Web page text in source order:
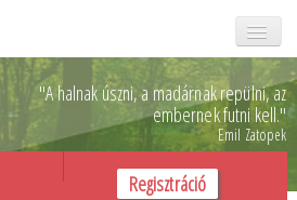
"A halnak úszni, a madárnak repülni,az
embernek futni kell."
Emil Zatopek
Főoldal
Oxigén kupa
Regisztráció